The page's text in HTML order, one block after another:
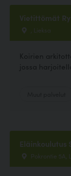
Vietittömät Ry
, Lieksa
Koirien
jossa
Eläinkoulutus
Pokrontie 5A,